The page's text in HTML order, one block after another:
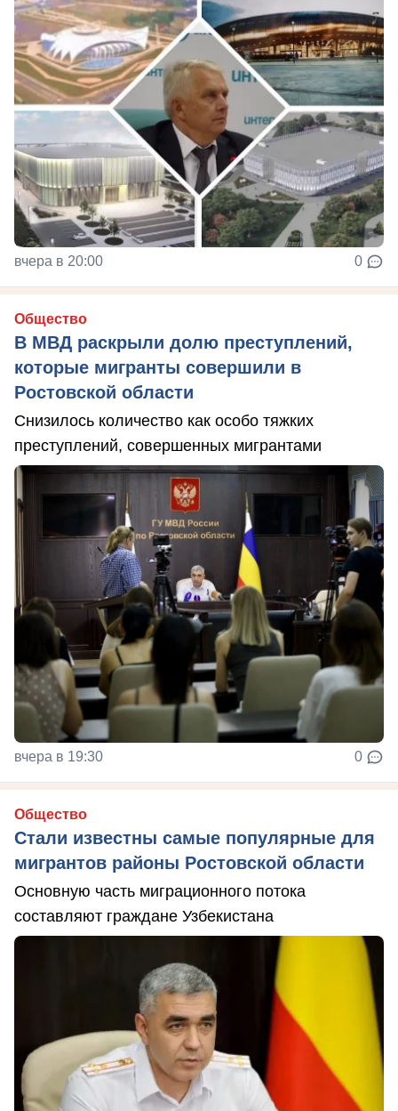
вчера в 20:00 0
Общество
В МВД раскрыли долю преступлений,
которые мигранты совершили в
Ростовской области
Снизилось количество как особо тяжких
преступлений, совершенных мигрантами
вчера в 19:30 0
Общество
Стали известны самые популярные для
мигрантов районы Ростовской области
Основную часть миграционного потока
составляют граждане Узбекистана